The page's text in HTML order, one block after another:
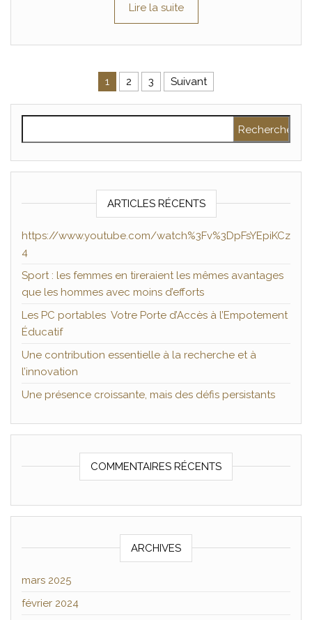
Lire la suite
Pagination des publications
1 2 3 Suivant
ARTICLES RÉCENTS
https://www.youtube.com/watch%3Fv%3DpFsYEpiKCz
4
Sport : les femmes en tireraient les mêmes avantages
que les hommes avec moins d’efforts
Les PC portables Votre Porte d’Accès à l’Empotement
Éducatif
Une contribution essentielle à la recherche et à
l’innovation
Une présence croissante, mais des défis persistants
COMMENTAIRES RÉCENTS
ARCHIVES
mars 2025
février 2024